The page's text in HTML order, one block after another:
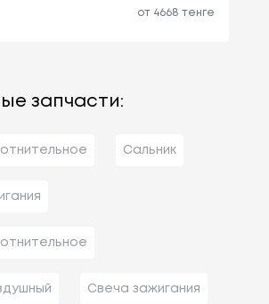
от 4668 тенге
запчасти:
Сальник
Свеча зажигания